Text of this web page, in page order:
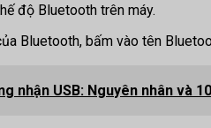
độ Bluetooth trên máy.
Bluetooth, bấm vào tên
nhận USB: Nguyên nhân và